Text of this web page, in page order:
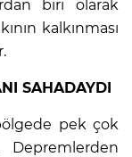
biri olarak
kalkınması
SAHADAYDI
pek çok
Depremlerden